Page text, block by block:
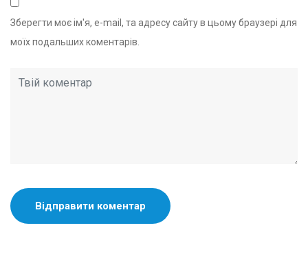
Зберегти моє ім'я, e-mail, та адресу сайту в цьому браузері для
моїх подальших коментарів.